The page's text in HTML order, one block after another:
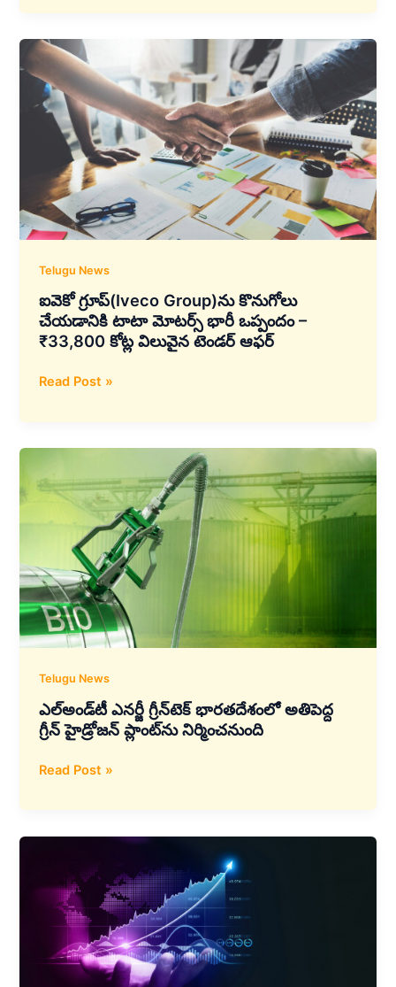
మొదటి
క్వాంటం
వ్యాలీని
అభివృద్ధి
చేసేందుకు
ఆంధ్రప్రదేశ్
ప్రభుత్వంతో
LTIMindtree
భాగస్వామ్యం
Telugu News
ఐవెకో గ్రూప్‌(Iveco Group)ను కొనుగోలు
చేయడానికి టాటా మోటర్స్ భారీ ఒప్పందం –
₹33,800 కోట్ల విలువైన టెండర్ ఆఫర్
ఐవెకో
Group)ను
కొనుగోలు
టాటా
మోటర్స్
ఒప్పందం
–
₹33,800
కోట్ల
విలువైన
ఆఫర్
Read Post »
Telugu News
ఎల్‌అండ్‌టీ ఎనర్జీ గ్రీన్‌టెక్‌ భారతదేశంలో అతిపెద్ద
గ్రీన్ హైడ్రోజన్ ప్లాంట్‌ను నిర్మించనుంది
ఎల్‌అండ్‌టీ
గ్రీన్‌టెక్‌
భారతదేశంలో
హైడ్రోజన్
ప్లాంట్‌ను
నిర్మించనుంది
Read Post »